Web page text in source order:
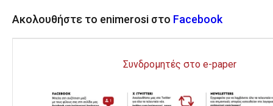
Ακολουθήστε το enimerosi στο Facebook
Συνδρομητές στο e-paper